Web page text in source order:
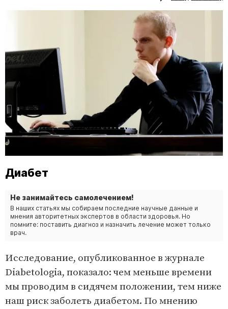
Диабет
Не занимайтесь самолечением!
В наших статьях мы собираем последние научные данные и
мнения авторитетных экспертов в области здоровья. Но
помните: поставить диагноз и назначить лечение может только
врач.
Исследование, опубликованное в журнале
Diabetologia, показало: чем меньше времени
мы проводим в сидячем положении, тем ниже
наш риск заболеть диабетом. По мнению